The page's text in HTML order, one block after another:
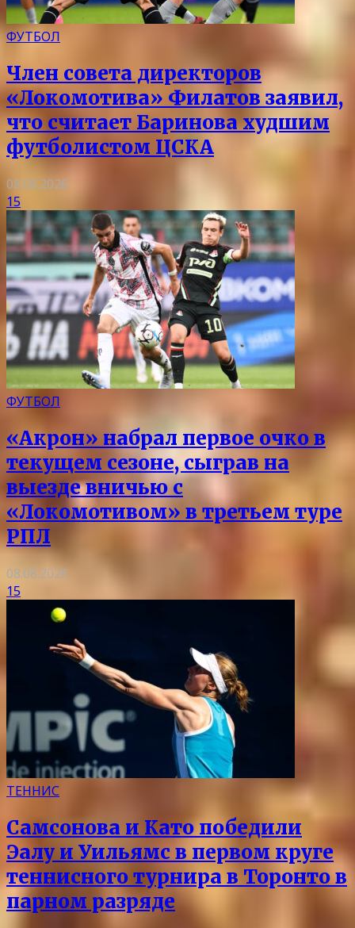
ФУТБОЛ
Член совета директоров
«Локомотива» Филатов заявил,
что считает Баринова худшим
футболистом ЦСКА
08.08.2026
15
ФУТБОЛ
«Акрон» набрал первое очко в
текущем сезоне, сыграв на
выезде вничью с
«Локомотивом» в третьем туре
РПЛ
08.08.2026
15
ТЕННИС
Самсонова и Като победили
Эалу и Уильямс в первом круге
теннисного турнира в Торонто в
парном разряде